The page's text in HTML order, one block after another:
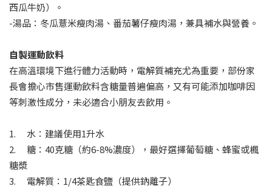
西瓜牛奶）。
-湯品：冬瓜薏米瘦肉湯、番茄薯仔瘦肉湯，兼具補水與營養。
自製運動飲料
在高溫環境下進行體力活動時，電解質補充尤為重要，部份家
長會擔心市售運動飲料含糖量普遍偏高，又有可能添加咖啡因
等刺激性成分，未必適合小朋友去飲用。
1. 水：建議使用1升水
2. 糖：40克糖（約6-8%濃度），最好選擇葡萄糖、蜂蜜或楓
糖漿
3. 電解質：1/4茶匙食鹽（提供鈉離子）